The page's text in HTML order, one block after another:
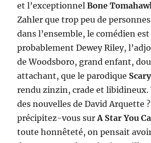
et l’exceptionnelBone
Zahler que trop peu de
dans l’ensemble, le comédien
probablement Dewey Riley,
de Woodsboro, grand enfant,
attachant, que le parodique
rendu zinzin, crade et libidineux.
des nouvelles de David Arquette
précipitez-vous surA Star You
toute honnêteté, on pensait